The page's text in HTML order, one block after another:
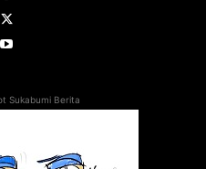
Sukabumi Berita